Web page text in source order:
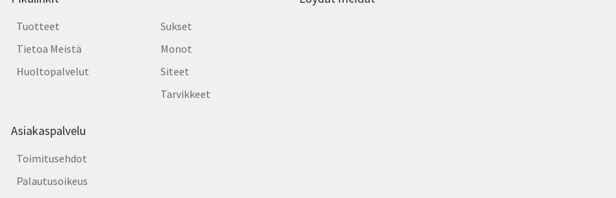
Tuotteet
Tietoa Meistä
Huoltopalvelut
Sukset
Monot
Siteet
Tarvikkeet
Asiakaspalvelu
Toimitusehdot
Palautusoikeus